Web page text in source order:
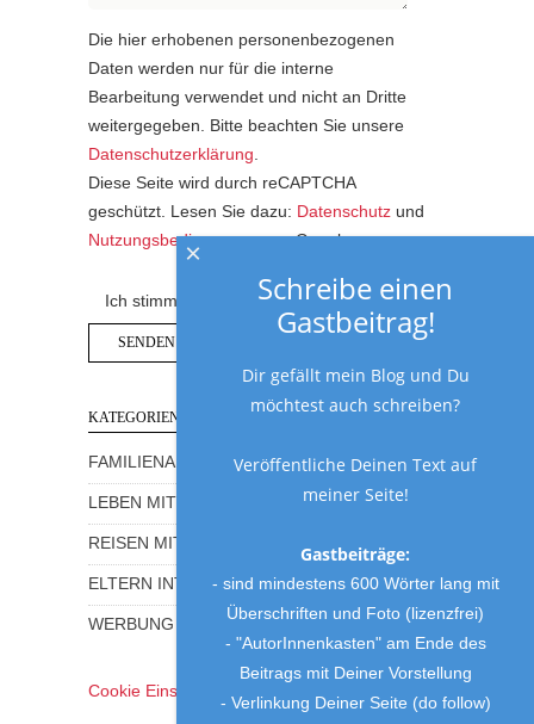
Die hier erhobenen personenbezogenen
Daten werden nur für die interne
Bearbeitung verwendet und nicht an Dritte
weitergegeben. Bitte beachten Sie unsere
Datenschutzerklärung
Diese Seite wird durch reCAPTCHA
geschützt. Lesen Sie dazu: Datenschutz und
Nutzungsbedingungenvon Google.
Ich stimme der Datenschutzerklärung zu.
KATEGORIEN
FAMILIENALLTAG MIT HUMOR
LEBEN MIT KINDERN
REISEN MIT KINDERN
ELTERN INTERVIEWS
WERBUNG UND GEWINNSPIELE
Cookie Einstellungen
Schreibe einen
Gastbeitrag!
Dir gefällt mein Blog und Du
möchtest auch schreiben?
Veröffentliche Deinen Text auf
meiner Seite!
Gastbeiträge:
- sind mindestens 600 Wörter lang mit
Überschriften und Foto (lizenzfrei)
- "AutorInnenkasten" am Ende des
Beitrags mit Deiner Vorstellung
- Verlinkung Deiner Seite (do follow)
×